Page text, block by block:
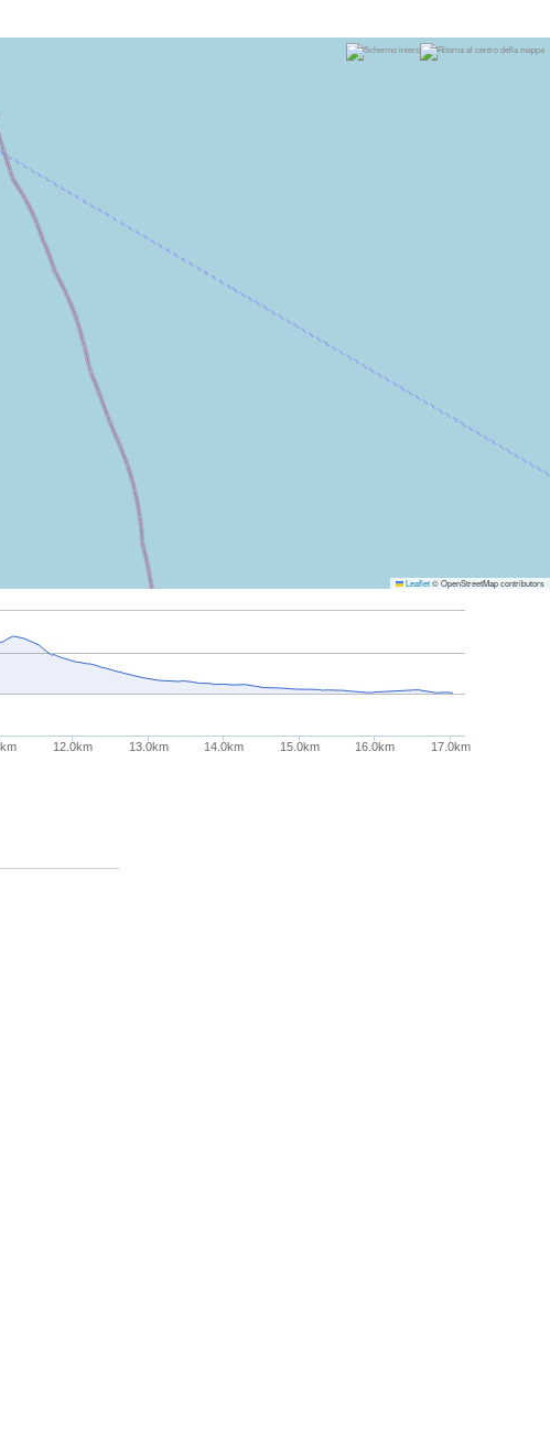
Leaflet© OpenStreetMap contributors
12.0km 13.0km 14.0km 15.0km 16.0km 17.0km